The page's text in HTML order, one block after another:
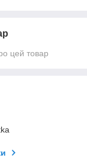
цей товар